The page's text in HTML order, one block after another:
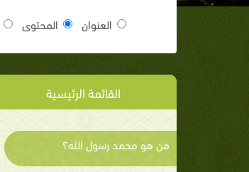
العنوان المحتوى
القائمة الرئيسية
من هو محمد رسول الله؟